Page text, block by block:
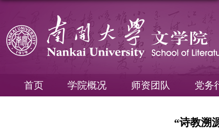
首页 学院概况 师资团队 党务
“诗教溯